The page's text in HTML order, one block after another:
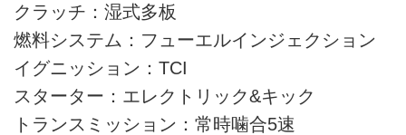
クラッチ：湿式多板
燃料システム：フューエルインジェクション
イグニッション：TCI
スターター：エレクトリック&キック
トランスミッション：常時噛合5速